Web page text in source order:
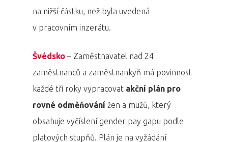
na nižší částku, než byla uvedená
v pracovním inzerátu.
Švédsko – Zaměstnavatel nad 24
zaměstnanců a zaměstnankyň má povinnost
každé tři roky vypracovat akční plán pro
rovné odměňování žen a mužů, který
obsahuje vyčíslení gender pay gapu podle
platových stupňů. Plán je na vyžádání